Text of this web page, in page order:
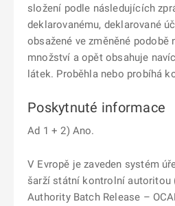
složení podle následujících
deklarovanému, deklarované
obsažené ve změněné podobě
množství a opět obsahuje
látek. Proběhla nebo probíhá
Poskytnuté informace
Ad 1 + 2) Ano.
V Evropě je zaveden systém
šarží státní kontrolní autoritou
Authority Batch Release –